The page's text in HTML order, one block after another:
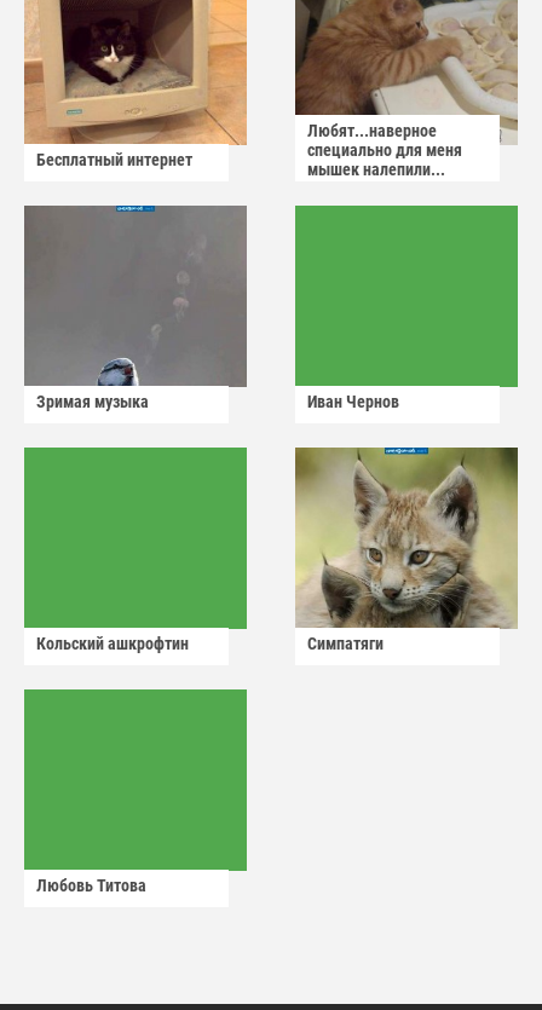
Бесплатный интернет
Любят...наверное
специально для меня
мышек налепили...
Зримая музыка Иван Чернов
Кольский ашкрофтин Симпатяги
Любовь Титова